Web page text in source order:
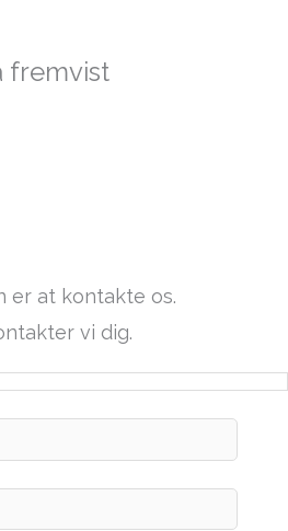
fremvist
er at kontakte os.
vi dig.